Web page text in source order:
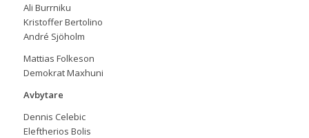
Ali Burrniku
Kristoffer Bertolino
André Sjöholm
Mattias Folkeson
Demokrat Maxhuni
Avbytare
Dennis Celebic
Eleftherios Bolis